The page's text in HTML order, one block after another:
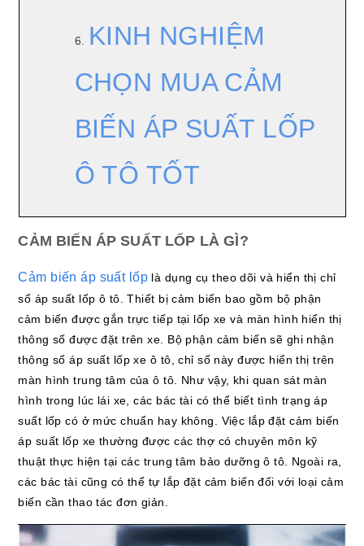
6. KINH NGHIỆM
CHỌN MUA CẢM
BIẾN ÁP SUẤT LỐP
Ô TÔ TỐT
CẢM BIẾN ÁP SUẤT LỐP LÀ GÌ?
Cảm biến áp suất lốp là dụng cụ theo dõi và hiển thị chỉ
số áp suất lốp ô tô. Thiết bị cảm biến bao gồm bộ phận
cảm biến được gắn trực tiếp tại lốp xe và màn hình hiển thị
thông số được đặt trên xe. Bộ phận cảm biến sẽ ghi nhận
thông số áp suất lốp xe ô tô, chỉ số này được hiển thị trên
màn hình trung tâm của ô tô. Như vậy, khi quan sát màn
hình trong lúc lái xe, các bác tài có thể biết tình trạng áp
suất lốp có ở mức chuẩn hay không. Việc lắp đặt cảm biến
áp suất lốp xe thường được các thợ có chuyên môn kỹ
thuật thực hiện tại các trung tâm bảo dưỡng ô tô. Ngoài ra,
các bác tài cũng có thể tự lắp đặt cảm biến đối với loại cảm
biến cần thao tác đơn giản.